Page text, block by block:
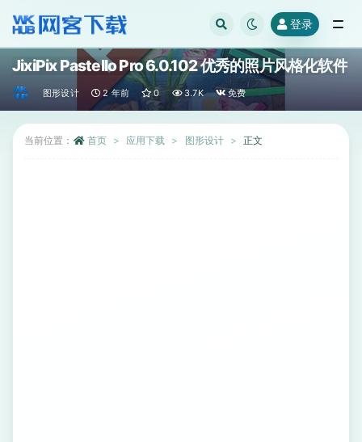
登录
JixiPix Pastello Pro 6.0.102 优秀的照片风格化软件
图形设计 2 年前 0 3.7K 免费
当前位置： 首页 应用下载 图形设计 正文
全部